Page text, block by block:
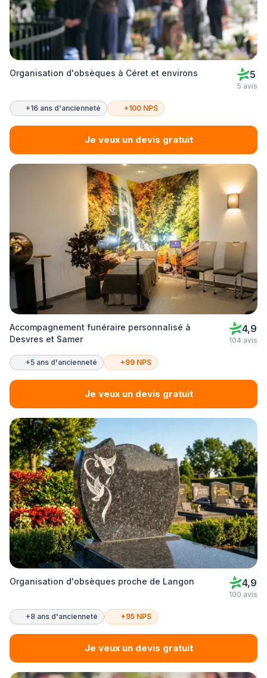
Organisation d'obsèques à Céret et environs 5
5 avis
+16 ans d'ancienneté +100 NPS
Je veux un devis gratuit
Accompagnement funéraire personnalisé à
Desvres et Samer
4,9
104 avis
+5 ans d'ancienneté +99 NPS
Je veux un devis gratuit
Organisation d'obsèques proche de Langon 4,9
100 avis
+8 ans d'ancienneté +95 NPS
Je veux un devis gratuit